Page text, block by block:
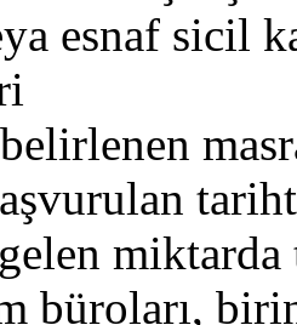
esnaf sicil
büroları,